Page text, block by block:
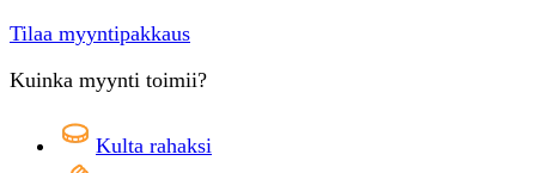
Tilaa myyntipakkaus
Kuinka myynti toimii?
Kulta rahaksi